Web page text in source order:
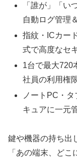
「誰が」「い
自動ログ管理
指紋・ICカー
式で高度なセ
1台で最大720
社員の利用権
ノートPC・
キュアに一元
鍵や機器の持ち出
「あの端末、どこ